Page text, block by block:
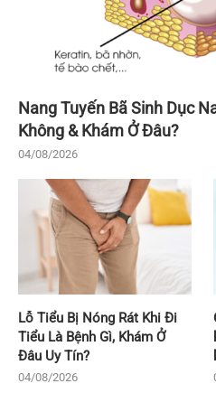
Nang Tuyến Bã Sinh Dục
Không & Khám Ở Đâu?
04/08/2026
Lỗ Tiểu Bị Nóng Rát Khi Đi
Tiểu Là Bệnh Gì, Khám Ở
Đâu Uy Tín?
04/08/2026